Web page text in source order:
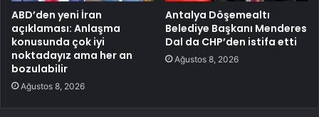
ABD’den yeni İran
açıklaması: Anlaşma
konusunda çok iyi
noktadayız ama her an
bozulabilir
Ağustos 8, 2026
Antalya Döşemealtı
Belediye Başkanı Menderes
Dal da CHP’den istifa etti
Ağustos 8, 2026